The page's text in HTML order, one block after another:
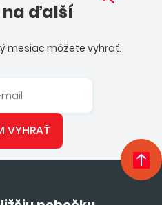
na ďalší
mesiac môžete vyhrať.
VYHRAŤ